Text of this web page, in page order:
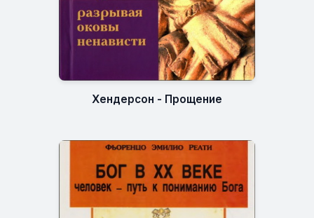
Хендерсон - Прощение